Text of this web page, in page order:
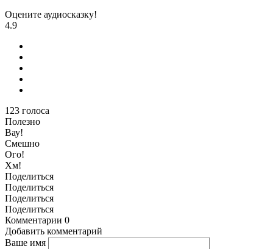
Оцените аудиосказку!
4.9
123 голоса
Полезно
Вау!
Смешно
Ого!
Хм!
Поделиться
Поделиться
Поделиться
Поделиться
Комментарии 0
Добавить комментарий
Ваше имя